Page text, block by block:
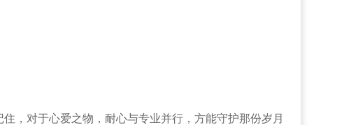
对于心爱之物，耐心与专业并行，方能守护那份岁月